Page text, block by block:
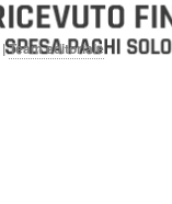
|Team editoriale